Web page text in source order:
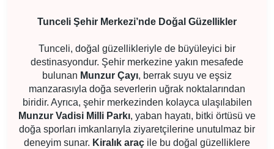
Tunceli Şehir Merkezi’nde Doğal Güzellikler
Tunceli, doğal güzellikleriyle de büyüleyici bir
destinasyondur. Şehir merkezine yakın mesafede
bulunan Munzur Çayı, berrak suyu ve eşsiz
manzarasıyla doğa severlerin uğrak noktalarından
biridir. Ayrıca, şehir merkezinden kolayca ulaşılabilen
Munzur Vadisi Milli Parkı, yaban hayatı, bitki örtüsü ve
doğa sporları imkanlarıyla ziyaretçilerine unutulmaz bir
deneyim sunar. Kiralık araç ile bu doğal güzelliklere